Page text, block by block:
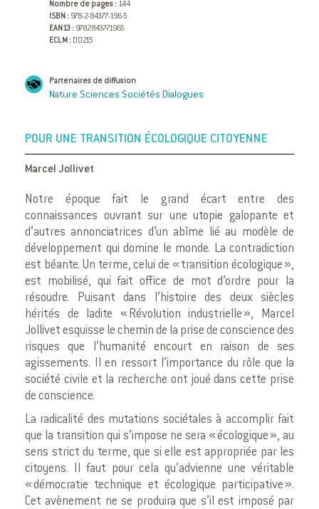
Nombre de pages : 144
ISBN : 978-2-84377-196-5
EAN13 : 9782843771965
ECLM : DD215
Partenaires de diffusion
Nature Sciences Sociétés Dialogues
POUR UNE TRANSITION ÉCOLOGIQUE CITOYENNE
Marcel Jollivet
Notre époque fait le grand écart entre des
connaissances ouvrant sur une utopie galopante et
d’autres annonciatrices d’un abîme lié au modèle de
développement qui domine le monde. La contradiction
est béante. Un terme, celui de « transition écologique »,
est mobilisé, qui fait office de mot d’ordre pour la
résoudre. Puisant dans l’histoire des deux siècles
hérités de ladite « Révolution industrielle », Marcel
Jollivet esquisse le chemin de la prise de conscience des
risques que l’humanité encourt en raison de ses
agissements. Il en ressort l’importance du rôle que la
société civile et la recherche ont joué dans cette prise
de conscience.
La radicalité des mutations sociétales à accomplir fait
que la transition qui s’impose ne sera « écologique », au
sens strict du terme, que si elle est appropriée par les
citoyens. Il faut pour cela qu’advienne une véritable
« démocratie technique et écologique participative ».
Cet avènement ne se produira que s’il est imposé par